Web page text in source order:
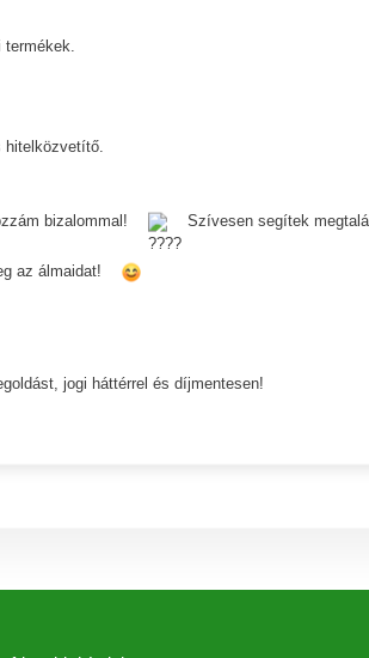
bizalommal! Szívesen segítek
az álmaidat!
jogi háttérrel és díjmentesen!